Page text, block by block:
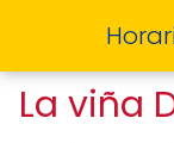
La viña